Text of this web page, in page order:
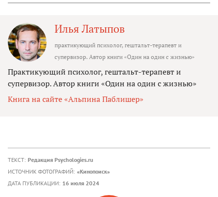
Илья Латыпов
практикующий психолог, гештальт-терапевт и
супервизор. Автор книги «Один на один с жизнью»
Практикующий психолог, гештальт-терапевт и
супервизор. Автор книги «Один на один с жизнью»
Книга на сайте «Альпина Паблишер»
ТЕКСТ: Редакция Psychologies.ru
ИСТОЧНИК ФОТОГРАФИЙ: «Кинопоиск»
ДАТА ПУБЛИКАЦИИ: 16 июля 2024